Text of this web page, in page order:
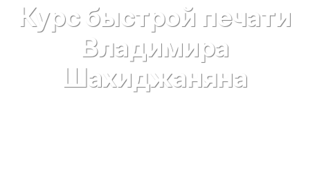
Курс быстрой печати
Владимира
Шахиджаняна